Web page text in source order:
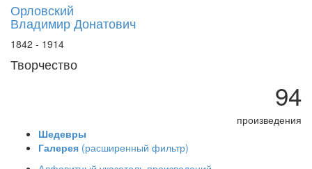
Орловский
Владимир Донатович
1842 - 1914
Творчество
94
произведения
Шедевры
Галерея (расширенный фильтр)